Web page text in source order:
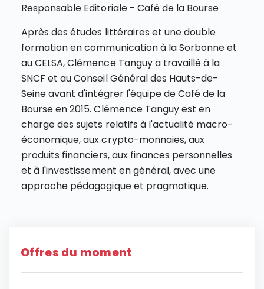
Responsable Editoriale - Café de la Bourse
Après des études littéraires et une double
formation en communication à la Sorbonne et
au CELSA, Clémence Tanguy a travaillé à la
SNCF et au Conseil Général des Hauts-de-
Seine avant d'intégrer l'équipe de Café de la
Bourse en 2015. Clémence Tanguy est en
charge des sujets relatifs à l'actualité macro-
économique, aux crypto-monnaies, aux
produits financiers, aux finances personnelles
et à l'investissement en général, avec une
approche pédagogique et pragmatique.
Offres du moment